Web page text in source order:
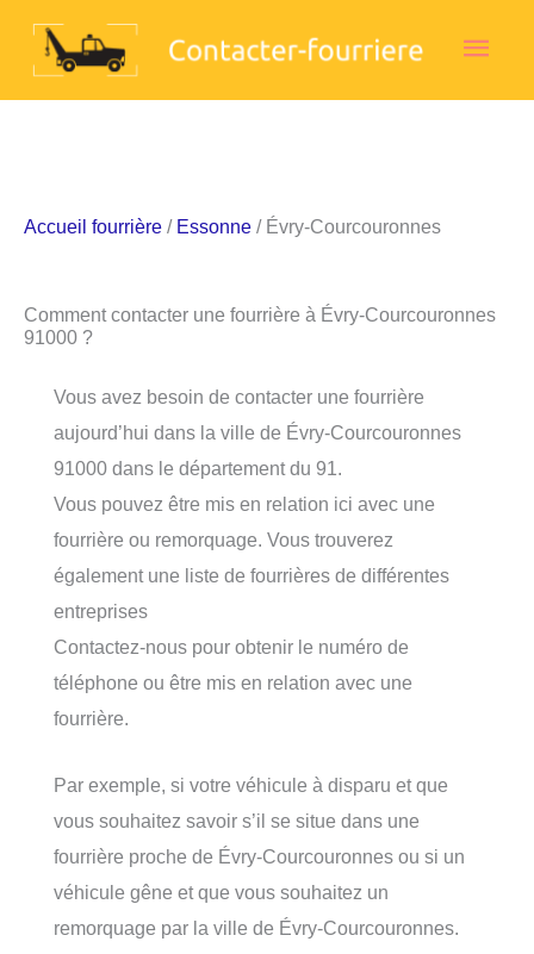
Accueil fourrière / Essonne / Évry-Courcouronnes
Comment contacter une fourrière à Évry-Courcouronnes
91000 ?
Vous avez besoin de contacter une fourrière
aujourd’hui dans la ville de Évry-Courcouronnes
91000 dans le département du 91.
Vous pouvez être mis en relation ici avec une
fourrière ou remorquage. Vous trouverez
également une liste de fourrières de différentes
entreprises
Contactez-nous pour obtenir le numéro de
téléphone ou être mis en relation avec une
fourrière.
Par exemple, si votre véhicule à disparu et que
vous souhaitez savoir s’il se situe dans une
fourrière proche de Évry-Courcouronnes ou si un
véhicule gêne et que vous souhaitez un
remorquage par la ville de Évry-Courcouronnes.